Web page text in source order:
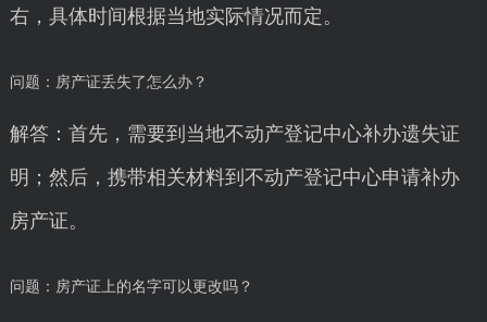
右，具体时间根据当地实际情况而定。
问题：房产证丢失了怎么办？
解答：首先，需要到当地不动产登记中心补办遗失证
明；然后，携带相关材料到不动产登记中心申请补办
房产证。
问题：房产证上的名字可以更改吗？